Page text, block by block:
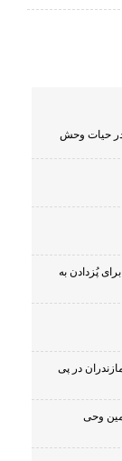
حیات وحش
پُزدادن به
در پی
وحى